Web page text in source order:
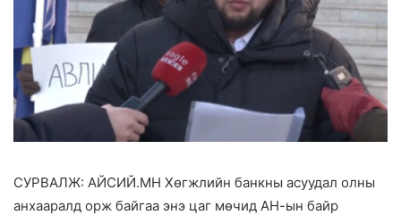
СУРВАЛЖ: АЙСИЙ.МН Хөгжлийн банкны асуудал олны
анхааралд орж байгаа энэ цаг мөчид АН-ын байр